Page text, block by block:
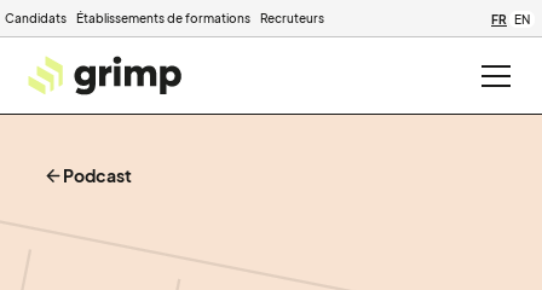
Candidats Établissements de formations Recruteurs FR EN
Podcast